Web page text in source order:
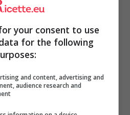
your consent to use
for the following
and content, advertising and
audience research and